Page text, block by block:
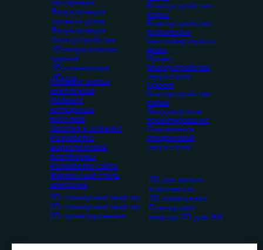
Благоустройство
парка
Благоустройство
территории
многоквартирного
дома
Проект
благоустройства
территории
Проект
благоустройства
парка
Ландшафтное
проектирование
Озеленение
придомовой
территории
3D планировки квартир
2D планировки квартир
2D проектирование
2D для жилых
комплексов
2D помещения
Планировки
квартир 2D для ЖК
экстерьера
Визуализация
проекта дома
Визуализация
благоустройства
3D визуализация
зданий
3D планировка
3D тур
Нейминг жилых
комплексов
Нейминг
коттеджных
поселков
Логотип и нейминг
Разработка
маркетинговой
платформы
Разработка сайта
Фирменный стиль
компании